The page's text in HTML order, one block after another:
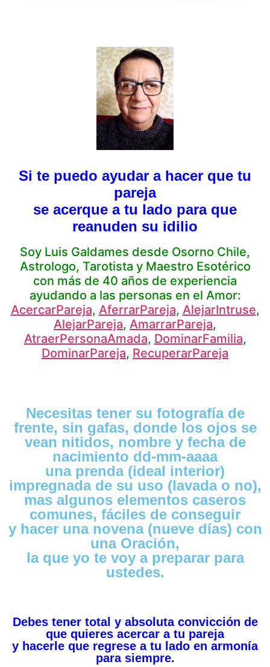
Si te puedo ayudar a hacer que tu
pareja
se acerque a tu lado para que
reanuden su idilio
Soy Luis Galdames desde Osorno Chile,
Astrologo, Tarotista y Maestro Esotérico
con más de 40 años de experiencia
ayudando a las personas en el Amor:
AcercarPareja, AferrarPareja, AlejarIntruse,
AlejarPareja, AmarrarPareja,
AtraerPersonaAmada, DominarFamilia,
DominarPareja, RecuperarPareja
Necesitas tener su fotografía de
frente, sin gafas, donde los ojos se
vean nitidos, nombre y fecha de
nacimiento dd-mm-aaaa
una prenda (ideal interior)
impregnada de su uso (lavada o no),
mas algunos elementos caseros
comunes, fáciles de conseguir
y hacer una novena (nueve días) con
una Oración,
la que yo te voy a preparar para
ustedes.
Debes tener total y absoluta convicción de
que quieres acercar a tu pareja
y hacerle que regrese a tu lado en armonía
para siempre.